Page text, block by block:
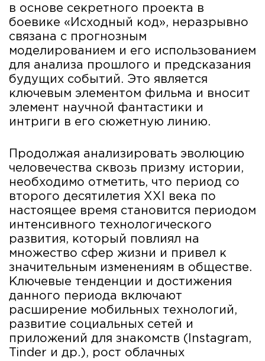
в основе секретного проекта в
боевике «Исходный код», неразрывно
связана с прогнозным
моделированием и его использованием
для анализа прошлого и предсказания
будущих событий. Это является
ключевым элементом фильма и вносит
элемент научной фантастики и
интриги в его сюжетную линию.
Продолжая анализировать эволюцию
человечества сквозь призму истории,
необходимо отметить, что период со
второго десятилетия XXI века по
настоящее время становится периодом
интенсивного технологического
развития, который повлиял на
множество сфер жизни и привел к
значительным изменениям в обществе.
Ключевые тенденции и достижения
данного периода включают
расширение мобильных технологий,
развитие социальных сетей и
приложений для знакомств (Instagram,
Tinder и др.), рост облачных